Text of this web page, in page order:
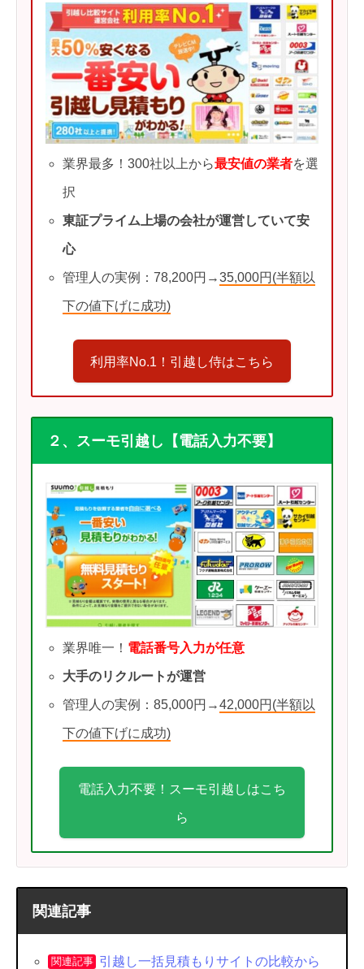
業界最多！300社以上から最安値の業者を選
択
東証プライム上場の会社が運営していて安
心
管理人の実例：78,200円→35,000円(半額以
下の値下げに成功)
利用率No.1！引越し侍はこちら
２、スーモ引越し【電話入力不要】
業界唯一！ 電話番号入力が任意
大手のリクルートが運営
管理人の実例：85,000円→42,000円(半額以
下の値下げに成功)
電話入力不要！スーモ引越しはこち
ら
関連記事
関連記事 引越し一括見積もりサイトの比較から